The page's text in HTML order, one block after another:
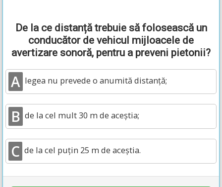
De la ce distanță trebuie să folosească un
conducător de vehicul mijloacele de
avertizare sonoră, pentru a preveni pietonii?
A legea nu prevede o anumită distanță;
B de la cel mult 30 m de aceștia;
C de la cel puțin 25 m de aceștia.